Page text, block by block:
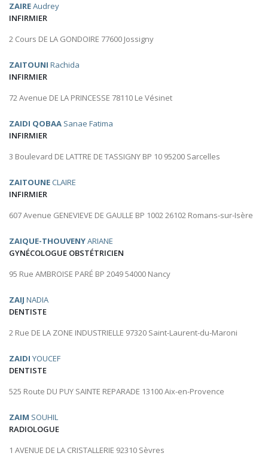
ZAIREAudrey
INFIRMIER
2 Cours DE LA GONDOIRE 77600 Jossigny
ZAITOUNI Rachida
INFIRMIER
72 Avenue DE LA PRINCESSE 78110 Le Vésinet
ZAIDI QOBAA Sanae Fatima
INFIRMIER
3 Boulevard DE LATTRE DE TASSIGNY BP 10 95200 Sarcelles
ZAITOUNE CLAIRE
INFIRMIER
607 Avenue GENEVIEVE DE GAULLE BP 1002 26102 Romans-sur-Isère
ZAIQUE-THOUVENYARIANE
GYNÉCOLOGUE OBSTÉTRICIEN
95 Rue AMBROISE PARÉ BP 2049 54000 Nancy
ZAIJ NADIA
DENTISTE
2 Rue DE LA ZONE INDUSTRIELLE 97320 Saint-Laurent-du-Maroni
ZAIDI YOUCEF
DENTISTE
525 Route DU PUY SAINTE REPARADE 13100 Aix-en-Provence
ZAIM SOUHIL
RADIOLOGUE
1 AVENUE DE LA CRISTALLERIE 92310 Sèvres